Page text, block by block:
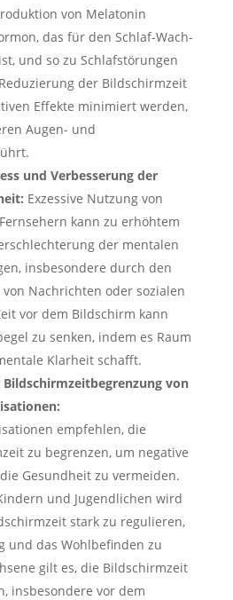
von Melatonin
das für den Schlaf-Wach-
und so zu Schlafstörungen
der Bildschirmzeit
Effekte minimiert werden,
Augen- und
und Verbesserung der
Exzessive Nutzung von
kann zu erhöhtem
der mentalen
insbesondere durch den
Nachrichten oder sozialen
vor dem Bildschirm kann
zu senken, indem es Raum
Klarheit schafft.
von
empfehlen, die
zu begrenzen, um negative
Gesundheit zu vermeiden.
und Jugendlichen wird
stark zu regulieren,
und das Wohlbefinden zu
gilt es, die Bildschirmzeit
insbesondere vor dem